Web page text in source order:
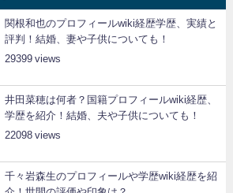
関根和也のプロフィールwiki経歴学歴、実績と
評判！結婚、妻や子供についても！
29399
井田菜穂は何者？国籍プロフィールwiki経歴、
学歴を紹介！結婚、夫や子供についても！
22098
千々岩森生のプロフィールや学歴wiki経歴を紹